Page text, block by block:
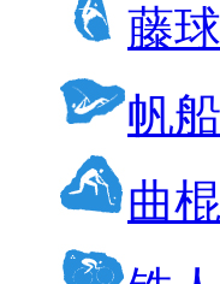
藤球
帆
曲